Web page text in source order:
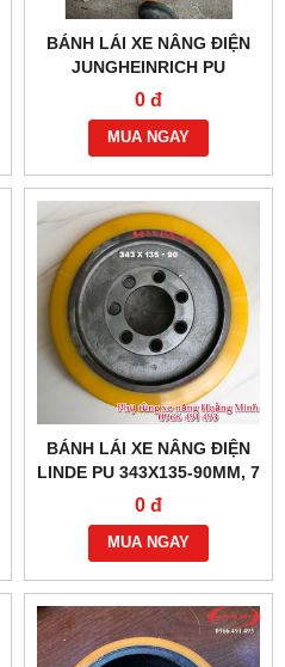
BÁNH LÁI XE NÂNG ĐIỆN
JUNGHEINRICH PU
343X114-90MM, 7 LỖ ỐC
0 đ
MUA NGAY
BÁNH LÁI XE NÂNG ĐIỆN
LINDE PU 343X135-90MM, 7
LỖ ỐC
0 đ
MUA NGAY